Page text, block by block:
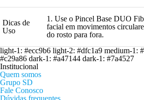
Dicas de
Uso
1. Use o Pincel Base DUO
facial em movimentos
do rosto para fora.
light-1: #ecc9b6 light-2: #dfc1a9 medium-1:
#c29a86 dark-1: #a47144 dark-1: #7a4527
Institucional
Quem somos
Grupo SD
Fale Conosco
Dúvidas frequentes